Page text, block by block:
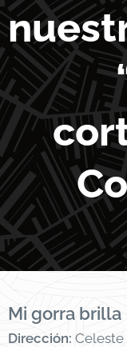
Mi gorra brilla
Dirección: Celeste